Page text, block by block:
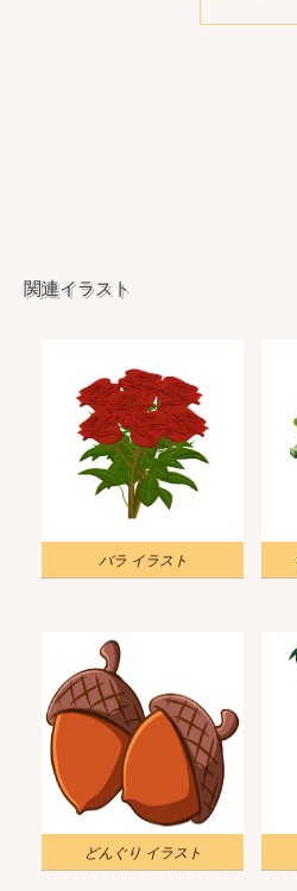
関連イラスト
バラ イラスト
どんぐり イラスト